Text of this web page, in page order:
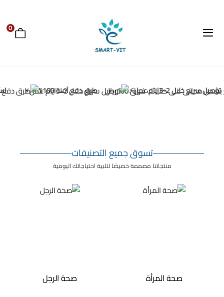
Smart-Vit
0
توصيل سريع خلال 2-3ايام عمل⚡ طرق دفع آمنه 100%
تسوق جميع التصنيفات
منتجاتنا مصممة خصيصًا لتلبية احتياجاتك اليومية
صحة المرأة صحة الرجل